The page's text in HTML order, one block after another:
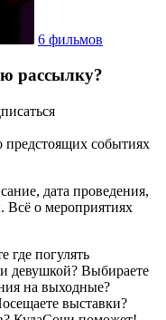
6 фильмов
рассылку?
предстоящих событиях
дата проведения,
о мероприятиях
где погулять
девушкой? Выбираете
на выходные?
выставки?